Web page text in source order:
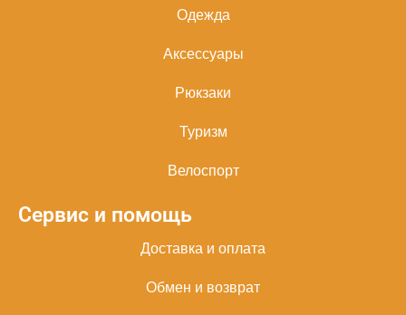
Одежда
Аксессуары
Рюкзаки
Туризм
Велоспорт
Сервис и помощь
Доставка и оплата
Обмен и возврат